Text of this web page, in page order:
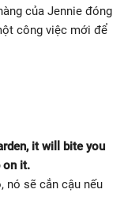
của Jennie đóng
công việc mới để
it will bite you
on it.
nó sẽ cắn cậu nếu